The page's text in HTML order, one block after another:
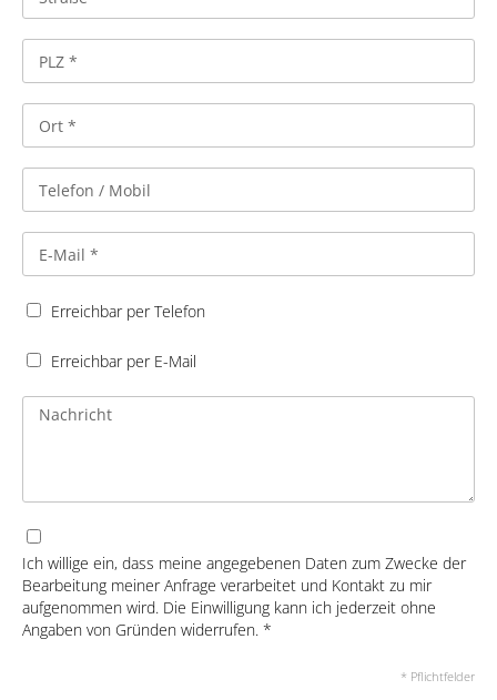
Erreichbar per Telefon
Erreichbar per E-Mail
Ich willige ein, dass meine angegebenen Daten zum Zwecke der
Bearbeitung meiner Anfrage verarbeitet und Kontakt zu mir
aufgenommen wird. Die Einwilligung kann ich jederzeit ohne
Angaben von Gründen widerrufen. *
* Pflichtfelder